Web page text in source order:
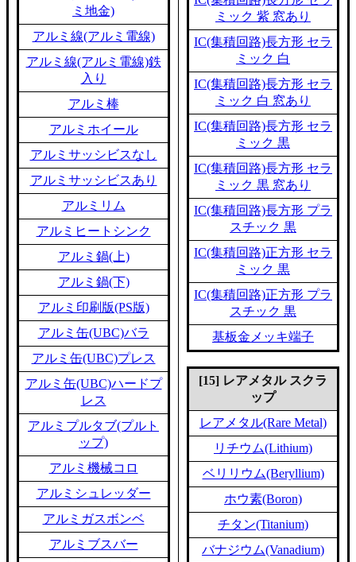
ミ地金)
アルミ線(アルミ電線)
アルミ線(アルミ電線)鉄
入り
アルミ棒
アルミホイール
アルミサッシビスなし
アルミサッシビスあり
アルミリム
アルミヒートシンク
アルミ鍋(上)
アルミ鍋(下)
アルミ印刷版(PS版)
アルミ缶(UBC)バラ
アルミ缶(UBC)プレス
アルミ缶(UBC)ハードプ
レス
アルミプルタブ(プルト
ップ)
アルミ機械コロ
アルミシュレッダー
アルミガスボンベ
アルミブスバー
ミック 紫 窓あり
IC(集積回路)長方形 セラ
ミック 白
IC(集積回路)長方形 セラ
ミック 白 窓あり
IC(集積回路)長方形 セラ
ミック 黒
IC(集積回路)長方形 セラ
ミック 黒 窓あり
IC(集積回路)長方形 プラ
スチック 黒
IC(集積回路)正方形 セラ
ミック 黒
IC(集積回路)正方形 プラ
スチック 黒
基板金メッキ端子
[15] レアメタル スクラ
ップ
レアメタル(Rare Metal)
リチウム(Lithium)
ベリリウム(Beryllium)
ホウ素(Boron)
チタン(Titanium)
バナジウム(Vanadium)